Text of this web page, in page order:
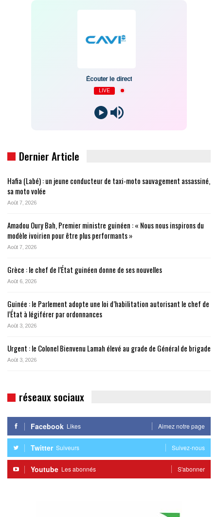
Écouter le direct
LIVE
Dernier Article
Hafia (Labé) : un jeune conducteur de taxi-moto sauvagement assassiné,
sa moto volée
Août 7, 2026
Amadou Oury Bah, Premier ministre guinéen : « Nous nous inspirons du
modèle ivoirien pour être plus performants »
Août 7, 2026
Grèce : le chef de l’État guinéen donne de ses nouvelles
Août 6, 2026
Guinée : le Parlement adopte une loi d’habilitation autorisant le chef de
l’État à légiférer par ordonnances
Août 3, 2026
Urgent : le Colonel Bienvenu Lamah élevé au grade de Général de brigade
Août 3, 2026
réseaux sociaux
Facebook Likes Aimez notre page
Twitter Suiveurs Suivez-nous
Youtube Les abonnés S'abonner